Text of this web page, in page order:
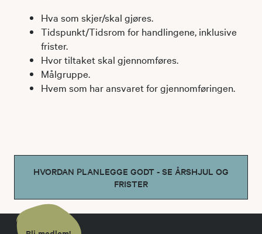
Hva som skjer/skal gjøres.
Tidspunkt/Tidsrom for handlingene, inklusive
frister.
Hvor tiltaket skal gjennomføres.
Målgruppe.
Hvem som har ansvaret for gjennomføringen.
HVORDAN PLANLEGGE GODT - SE ÅRSHJUL OG
FRISTER